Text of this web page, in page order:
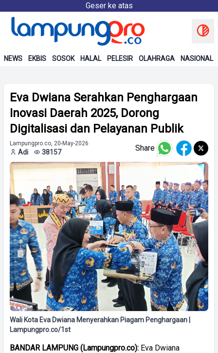
Geser ke atas
NEWS EKBIS SOSOK HALAL PELESIR OLAHRAGA NASIONAL
Eva Dwiana Serahkan Penghargaan
Inovasi Daerah 2025, Dorong
Digitalisasi dan Pelayanan Publik
Lampungpro.co, 20-May-2026
Adi 38157 Share
Wali Kota Eva Dwiana Menyerahkan Piagam Penghargaan |
Lampungpro.co/1st
BANDAR LAMPUNG (Lampungpro.co): Eva Dwiana